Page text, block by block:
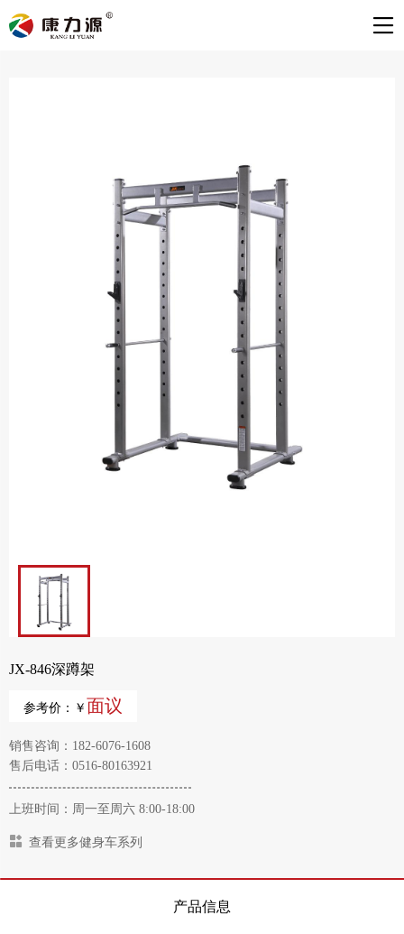
JX-846深蹲架
参考价：￥ 面议
销售咨询：182-6076-1608
售后电话：0516-80163921
上班时间：周一至周六 8:00-18:00
查看更多健身车系列
产品信息